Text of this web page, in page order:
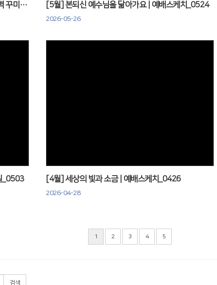
[5월] 선한 사마리아인 이야기 | 느헤미야 성벽 꾸미기_0527 [5월] 본되신 예수님을 닮아가요 | 예배스케치_0524
2026-05-26
_0503 [4월] 세상의 빛과 소금 | 예배스케치_0426
2026-04-28
1 2 3 4 5
검색